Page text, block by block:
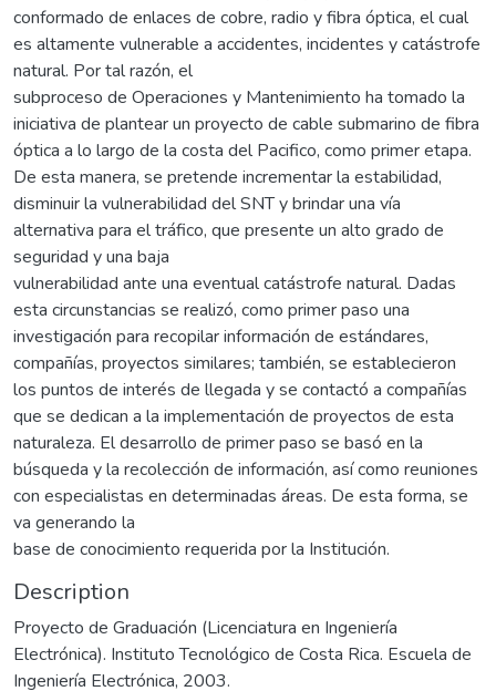
conformado de enlaces de cobre, radio y fibra óptica, el cual
es altamente vulnerable a accidentes, incidentes y catástrofe
natural. Por tal razón, el
subproceso de Operaciones y Mantenimiento ha tomado la
iniciativa de plantear un proyecto de cable submarino de fibra
óptica a lo largo de la costa del Pacifico, como primer etapa.
De esta manera, se pretende incrementar la estabilidad,
disminuir la vulnerabilidad del SNT y brindar una vía
alternativa para el tráfico, que presente un alto grado de
seguridad y una baja
vulnerabilidad ante una eventual catástrofe natural. Dadas
esta circunstancias se realizó, como primer paso una
investigación para recopilar información de estándares,
compañías, proyectos similares; también, se establecieron
los puntos de interés de llegada y se contactó a compañías
que se dedican a la implementación de proyectos de esta
naturaleza. El desarrollo de primer paso se basó en la
búsqueda y la recolección de información, así como reuniones
con especialistas en determinadas áreas. De esta forma, se
va generando la
base de conocimiento requerida por la Institución.
Description
Proyecto de Graduación (Licenciatura en Ingeniería
Electrónica). Instituto Tecnológico de Costa Rica. Escuela de
Ingeniería Electrónica, 2003.